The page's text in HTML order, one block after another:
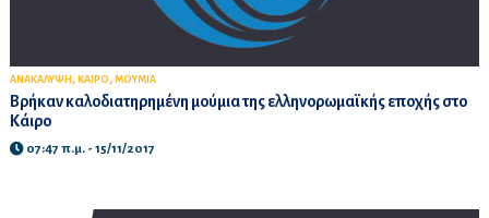
ΑΝΑΚΑΛΥΨΗ , ΚΑΙΡΟ, ΜΟΥΜΙΑ
Βρήκαν καλοδιατηρημένη μούμια της ελληνορωμαϊκής εποχής στο
Κάιρο
07:47 π.μ. - 15/11/2017